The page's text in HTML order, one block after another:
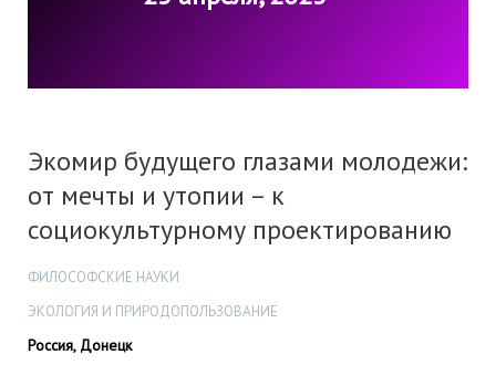
Экомир будущего глазами молодежи:
от мечты и утопии – к
социокультурному проектированию
ФИЛОСОФСКИЕ НАУКИ
ЭКОЛОГИЯ И ПРИРОДОПОЛЬЗОВАНИЕ
Россия, Донецк